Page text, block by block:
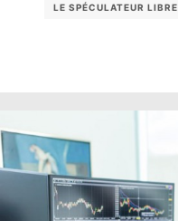
LE SPÉCULATEUR LIBRE